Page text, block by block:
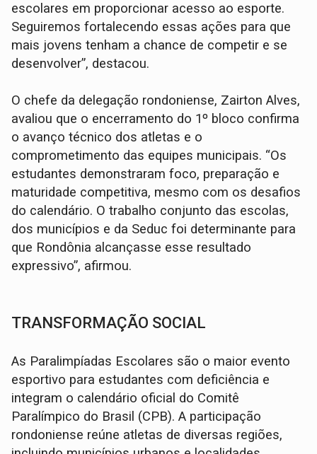
escolares em proporcionar acesso ao esporte.
Seguiremos fortalecendo essas ações para que
mais jovens tenham a chance de competir e se
desenvolver”, destacou.
O chefe da delegação rondoniense, Zairton Alves,
avaliou que o encerramento do 1º bloco confirma
o avanço técnico dos atletas e o
comprometimento das equipes municipais. “Os
estudantes demonstraram foco, preparação e
maturidade competitiva, mesmo com os desafios
do calendário. O trabalho conjunto das escolas,
dos municípios e da Seduc foi determinante para
que Rondônia alcançasse esse resultado
expressivo”, afirmou.
TRANSFORMAÇÃO SOCIAL
As Paralimpíadas Escolares são o maior evento
esportivo para estudantes com deficiência e
integram o calendário oficial do Comitê
Paralímpico do Brasil (CPB). A participação
rondoniense reúne atletas de diversas regiões,